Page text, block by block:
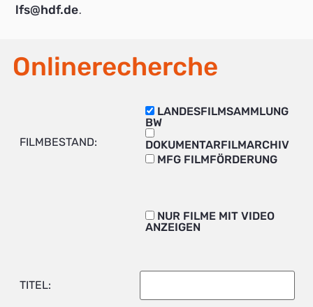
lfs@hdf.de.
Onlinerecherche
FILMBESTAND:
LANDESFILMSAMMLUNG
BW
DOKUMENTARFILMARCHIV
MFG FILMFÖRDERUNG
NUR FILME MIT VIDEO
ANZEIGEN
TITEL: